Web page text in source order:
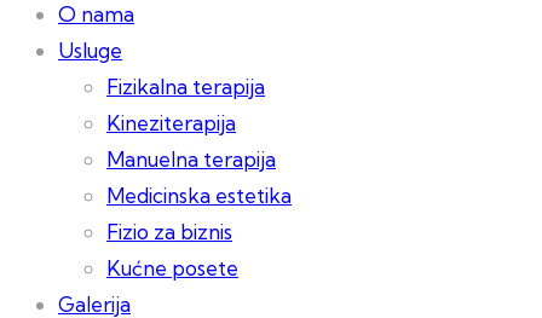
O nama
Usluge
Fizikalna terapija
Kineziterapija
Manuelna terapija
Medicinska estetika
Fizio za biznis
Kućne posete
Galerija